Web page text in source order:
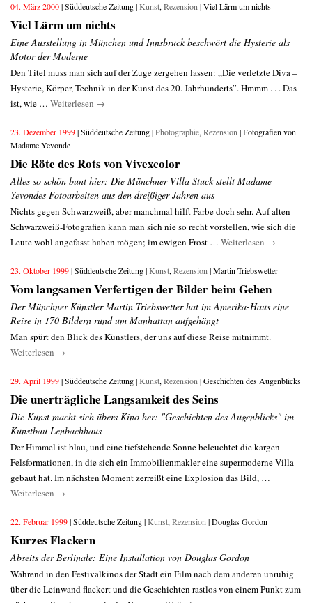
04. März 2000| Süddeutsche Zeitung |Kunst, Rezension | Viel Lärm um nichts
Viel Lärm um nichts
Eine Ausstellung in München und Innsbruck beschwört die Hysterie als
Motor der Moderne
Den Titel muss man sich auf der Zuge zergehen lassen: „Die verletzte Diva –
Hysterie, Körper, Technik in der Kunst des 20. Jahrhunderts”. Hmmm . . . Das
ist, wie … Weiterlesen →
23. Dezember 1999| Süddeutsche Zeitung |Photographie, Rezension | Fotografien von
Madame Yevonde
Die Röte des Rots von Vivexcolor
Alles so schön bunt hier: Die Münchner Villa Stuck stellt Madame
Yevondes Fotoarbeiten aus den dreißiger Jahren aus
Nichts gegen Schwarzweiß, aber manchmal hilft Farbe doch sehr. Auf alten
Schwarzweiß-Fotografien kann man sich nie so recht vorstellen, wie sich die
Leute wohl angefasst haben mögen; im ewigen Frost … Weiterlesen →
23. Oktober 1999| Süddeutsche Zeitung |Kunst, Rezension | Martin Triebswetter
Vom langsamen Verfertigen der Bilder beim Gehen
Der Münchner Künstler Martin Triebswetter hat im Amerika-Haus eine
Reise in 170 Bildern rund um Manhattan aufgehängt
Man spürt den Blick des Künstlers, der uns auf diese Reise mitnimmt.
Weiterlesen →
29. April 1999| Süddeutsche Zeitung |Kunst, Rezension | Geschichten des Augenblicks
Die unerträgliche Langsamkeit des Seins
Die Kunst macht sich übers Kino her: "Geschichten des Augenblicks" im
Kunstbau Lenbachhaus
Der Himmel ist blau, und eine tiefstehende Sonne beleuchtet die kargen
Felsformationen, in die sich ein Immobilienmakler eine supermoderne Villa
gebaut hat. Im nächsten Moment zerreißt eine Explosion das Bild, …
Weiterlesen →
22. Februar 1999| Süddeutsche Zeitung |Kunst, Rezension | Douglas Gordon
Kurzes Flackern
Abseits der Berlinale: Eine Installation von Douglas Gordon
Während in den Festivalkinos der Stadt ein Film nach dem anderen unruhig
über die Leinwand flackert und die Geschichten rastlos von einem Punkt zum